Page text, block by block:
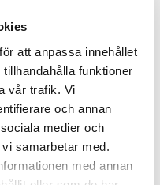
att anpassa innehållet
funktioner
vår trafik. Vi
och annan
medier och
samarbetar med.
med annan